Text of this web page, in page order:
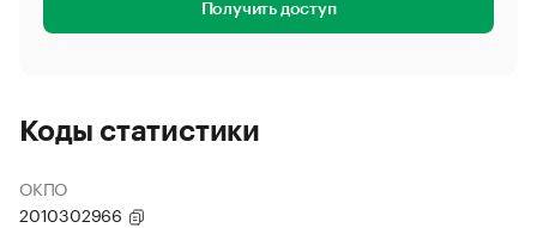
Получить доступ
Коды статистики
ОКПО
2010302966